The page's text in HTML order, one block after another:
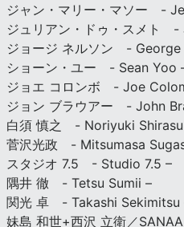
ジャン・マリー・マソー -
ジュリアン・ドゥ・スメト
ジョージ ネルソン - George
ショーン・ユー - Sean Yoo
ジョエ コロンボ - Joe
ジョン ブラウアー - John
白須 慎之 - Noriyuki
菅沢光政 - Mitsumasa
スタジオ 7.5 - Studio 7.5 –
隅井 徹 - Tetsu Sumii –
関光 卓 - Takashi Sekimitsu
妹島 和世+西沢 立衛／